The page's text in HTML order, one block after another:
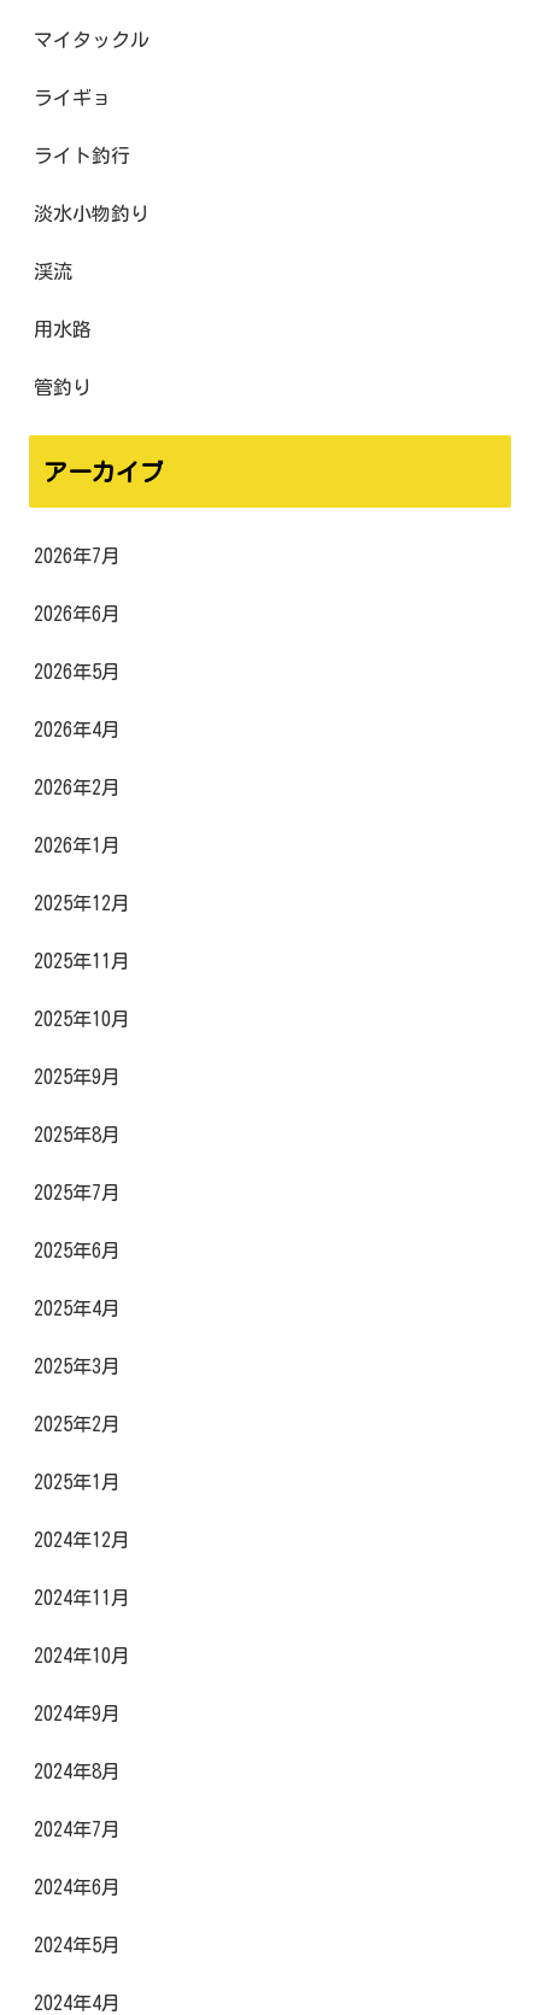
マイタックル
ライギョ
ライト釣行
淡水小物釣り
渓流
用水路
管釣り
アーカイブ
2026年7月
2026年6月
2026年5月
2026年4月
2026年2月
2026年1月
2025年12月
2025年11月
2025年10月
2025年9月
2025年8月
2025年7月
2025年6月
2025年4月
2025年3月
2025年2月
2025年1月
2024年12月
2024年11月
2024年10月
2024年9月
2024年8月
2024年7月
2024年6月
2024年5月
2024年4月